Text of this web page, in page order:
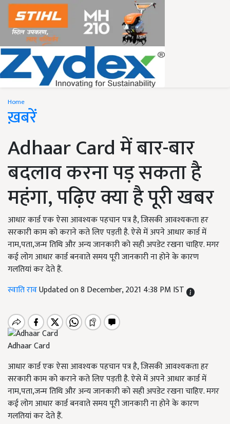
Home
ख़बरें
Adhaar Card में बार-बार
बदलाव करना पड़ सकता है
महंगा, पढ़िए क्या है पूरी खबर
आधार कार्ड एक ऐसा आवश्यक पहचान पत्र है, जिसकी आवश्यकता हर
सरकारी काम को कराने कते लिए पड़ती है. ऐसे में अपने आधार कार्ड में
नाम,पता,जन्म तिथि और अन्य जानकारी को सही अपडेट रखना चाहिए. मगर
कई लोग आधार कार्ड बनवाते समय पूरी जानकारी ना होने के कारण
गलतियां कर देते हैं.
स्वाति रावUpdated on 8 December, 2021 4:38 PM IST
Adhaar Card
आधार कार्ड एक ऐसा आवश्यक पहचान पत्र है, जिसकी आवश्यकता हर
सरकारी काम को कराने कते लिए पड़ती है. ऐसे में अपने आधार कार्ड में
नाम,पता,जन्म तिथि और अन्य जानकारी को सही अपडेट रखना चाहिए. मगर
कई लोग आधार कार्ड बनवाते समय पूरी जानकारी ना होने के कारण
गलतियां कर देते हैं.